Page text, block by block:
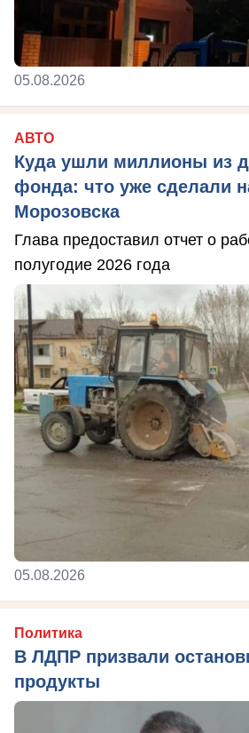
05.08.2026
АВТО
Куда ушли миллионы из
фонда: что уже сделали
Морозовска
Глава предоставил отчет о
полугодие 2026 года
05.08.2026
Политика
В ЛДПР призвали
продукты